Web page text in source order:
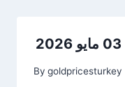
By goldpricesturkey